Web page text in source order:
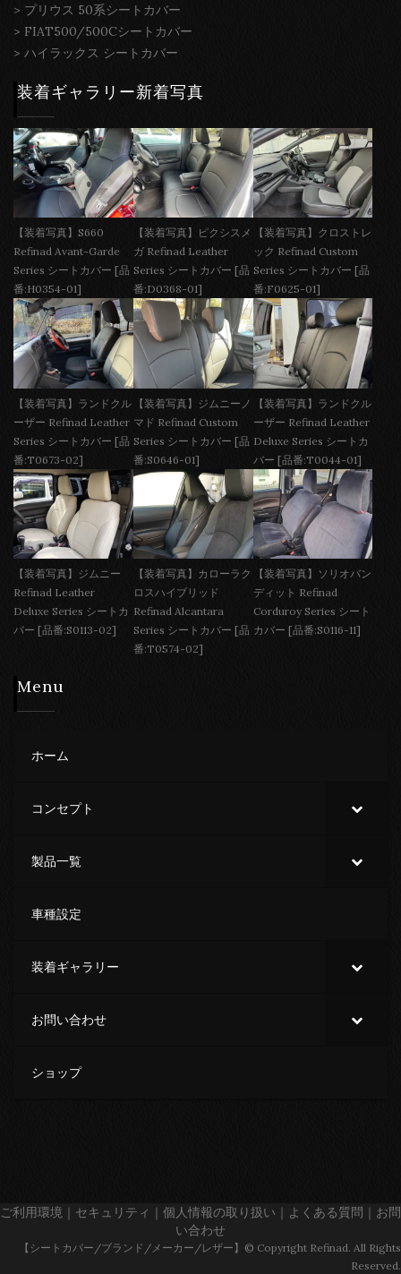
> プリウス 50系シートカバー
> FIAT500/500Cシートカバー
> ハイラックス シートカバー
装着ギャラリー新着写真
【装着写真】S660
Refinad Avant-Garde
Series シートカバー [品
番:H0354-01]
【装着写真】ピクシスメ
ガ Refinad Leather
Series シートカバー [品
番:D0368-01]
【装着写真】クロストレ
ック Refinad Custom
Series シートカバー [品
番:F0625-01]
【装着写真】ランドクル
ーザー Refinad Leather
Series シートカバー [品
番:T0673-02]
【装着写真】ジムニーノ
マド Refinad Custom
Series シートカバー [品
番:S0646-01]
【装着写真】ランドクル
ーザー Refinad Leather
Deluxe Series シートカ
バー [品番:T0044-01]
【装着写真】ジムニー
Refinad Leather
Deluxe Series シートカ
バー [品番:S0113-02]
【装着写真】カローラク
ロスハイブリッド
Refinad Alcantara
Series シートカバー [品
番:T0574-02]
【装着写真】ソリオバン
ディット Refinad
Corduroy Series シート
カバー [品番:S0116-11]
Menu
ホーム
コンセプト
製品一覧
車種設定
装着ギャラリー
お問い合わせ
ショップ
ご利用環境 ｜ セキュリティ ｜ 個人情報の取り扱い ｜ よくある質問 ｜ お問
い合わせ
【シートカバー/ブランド/メーカー/レザー】© Copyright Refinad. All Rights
Reserved.